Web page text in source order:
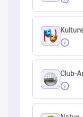
Club-